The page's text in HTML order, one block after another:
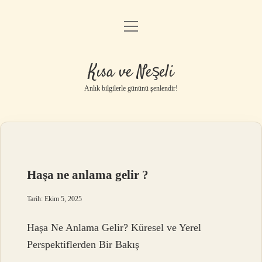
Anasayfa
Yasal Uyarı
menüyü
Kısa ve Neşeli
Anlık bilgilerle gününü şenlendir!
Haşa ne anlama gelir ?
Tarih: Ekim 5, 2025
Haşa Ne Anlama Gelir? Küresel ve Yerel
Perspektiflerden Bir Bakış